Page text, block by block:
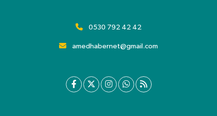
0530 792 42 42
amedhabernet@gmail.com